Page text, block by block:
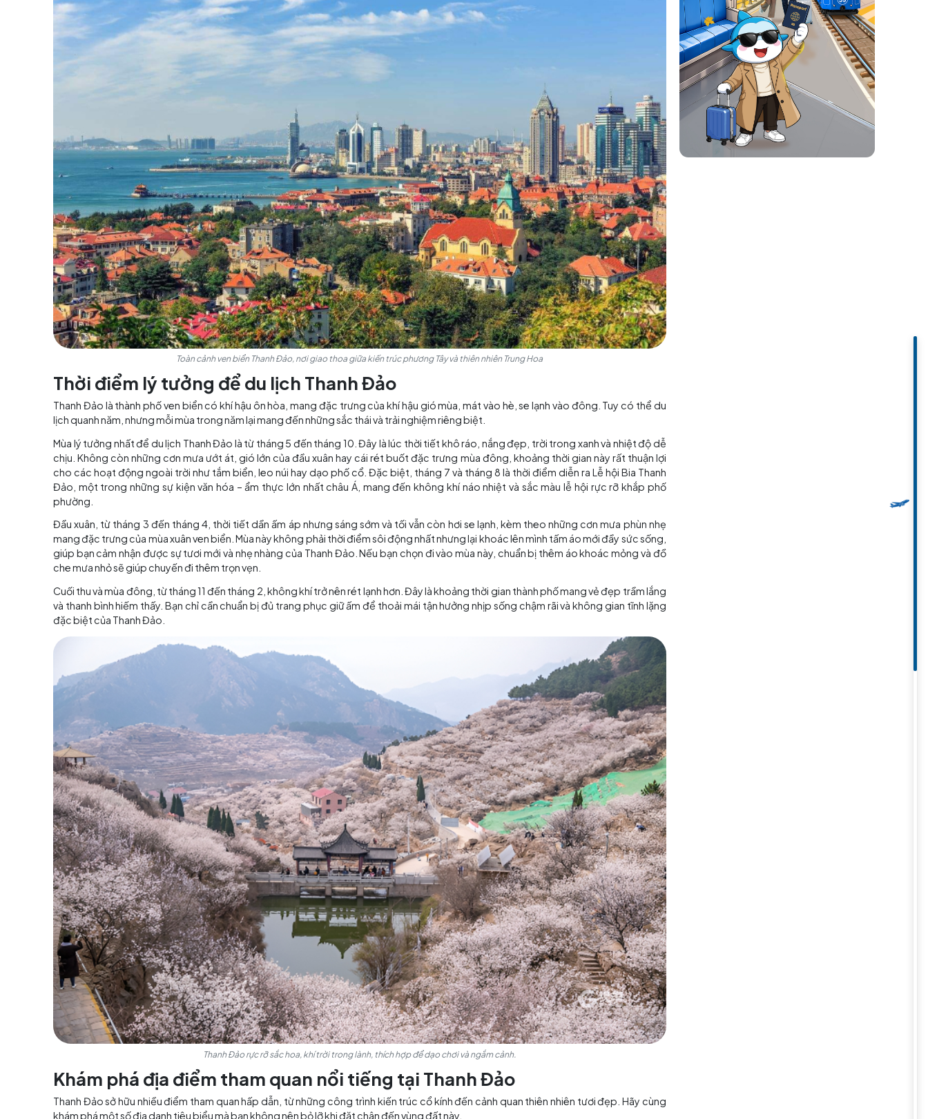
Không chỉ dừng lại ở đó, thành phố còn sở hữu hệ thống núi rừng nguyên sinh như Lão Sơn và các khu công viên ven biển, mang đến trải
nghiệm du lịch đa dạng từ thư giãn, trekking đến khám phá di sản văn hóa. Chính sự dung hòa giữa thiên nhiên và chiều sâu văn hóa ấy đã
làm nên sức hút riêng biệt, khiến Thanh Đảo trở thành điểm dừng chân khó quên trong hành trình khám phá Trung Quốc.
Toàn cảnh ven biển Thanh Đảo, nơi giao thoa giữa kiến trúc phương Tây và thiên nhiên Trung Hoa
Thời điểm lý tưởng để du lịch Thanh Đảo
Thanh Đảo là thành phố ven biển có khí hậu ôn hòa, mang đặc trưng của khí hậu gió mùa, mát vào hè, se lạnh vào đông. Tuy có thể du
lịch quanh năm, nhưng mỗi mùa trong năm lại mang đến những sắc thái và trải nghiệm riêng biệt.
Mùa lý tưởng nhất để du lịch Thanh Đảo là từ tháng 5 đến tháng 10. Đây là lúc thời tiết khô ráo, nắng đẹp, trời trong xanh và nhiệt độ dễ
chịu. Không còn những cơn mưa ướt át, gió lớn của đầu xuân hay cái rét buốt đặc trưng mùa đông, khoảng thời gian này rất thuận lợi
cho các hoạt động ngoài trời như tắm biển, leo núi hay dạo phố cổ. Đặc biệt, tháng 7 và tháng 8 là thời điểm diễn ra Lễ hội Bia Thanh
Đảo, một trong những sự kiện văn hóa – ẩm thực lớn nhất châu Á, mang đến không khí náo nhiệt và sắc màu lễ hội rực rỡ khắp phố
phường.
Đầu xuân, từ tháng 3 đến tháng 4, thời tiết dần ấm áp nhưng sáng sớm và tối vẫn còn hơi se lạnh, kèm theo những cơn mưa phùn nhẹ
mang đặc trưng của mùa xuân ven biển. Mùa này không phải thời điểm sôi động nhất nhưng lại khoác lên mình tấm áo mới đầy sức sống,
giúp bạn cảm nhận được sự tươi mới và nhẹ nhàng của Thanh Đảo. Nếu bạn chọn đi vào mùa này, chuẩn bị thêm áo khoác mỏng và đồ
che mưa nhỏ sẽ giúp chuyến đi thêm trọn vẹn.
Cuối thu và mùa đông, từ tháng 11 đến tháng 2, không khí trở nên rét lạnh hơn. Đây là khoảng thời gian thành phố mang vẻ đẹp trầm lắng
và thanh bình hiếm thấy. Bạn chỉ cần chuẩn bị đủ trang phục giữ ấm để thoải mái tận hưởng nhịp sống chậm rãi và không gian tĩnh lặng
đặc biệt của Thanh Đảo.